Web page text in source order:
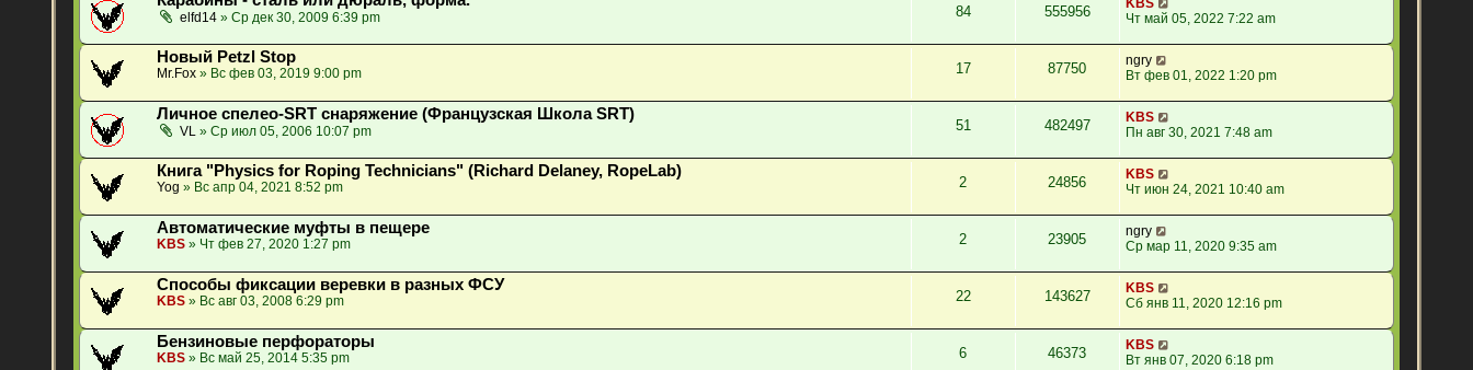
elfd14 » Ср дек 30, 2009 6:39 pm 84 555956
KBS
Чт май 05, 2022 7:22 am
Новый Petzl Stop
Mr.Fox » Вс фев 03, 2019 9:00 pm 17 87750
ngry
Вт фев 01, 2022 1:20 pm
Личное спелео-SRT снаряжение (Французская Школа SRT)
VL » Ср июл 05, 2006 10:07 pm 51 482497
KBS
Пн авг 30, 2021 7:48 am
Книга "Physics for Roping Technicians" (Richard Delaney, RopeLab)
Yog » Вс апр 04, 2021 8:52 pm 2 24856
KBS
Чт июн 24, 2021 10:40 am
Автоматические муфты в пещере
KBS » Чт фев 27, 2020 1:27 pm 2 23905
ngry
Ср мар 11, 2020 9:35 am
Способы фиксации веревки в разных ФСУ
KBS » Вс авг 03, 2008 6:29 pm 22 143627
KBS
Сб янв 11, 2020 12:16 pm
Бензиновые перфораторы
KBS » Вс май 25, 2014 5:35 pm 6 46373
KBS
Вт янв 07, 2020 6:18 pm